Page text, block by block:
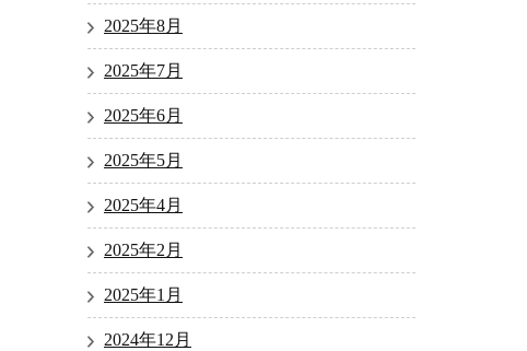
2025年8月
2025年7月
2025年6月
2025年5月
2025年4月
2025年2月
2025年1月
2024年12月